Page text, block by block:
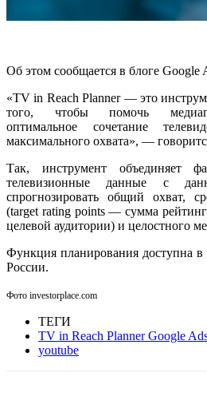
Об этом сообщается в блоге Google
«TV in Reach Planner — это
того, чтобы помочь
оптимальное сочетание
максимального охвата», —
Так, инструмент объединяет
телевизионные данные с
спрогнозировать общий охват,
(target rating points — сумма
целевой аудитории) и целостного
Функция планирования доступна в
России.
Фото investorplace.com
ТЕГИ
TV in Reach Planner Google
youtube